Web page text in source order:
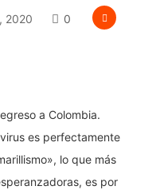
2020 0
a Colombia.
es perfectamente
lo que más
es por